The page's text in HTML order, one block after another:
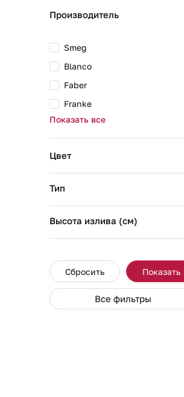
Производитель
Smeg
Blanco
Faber
Franke
Показать все
Цвет
Тип
Высота излива (см)
Сбросить Показать
Все фильтры